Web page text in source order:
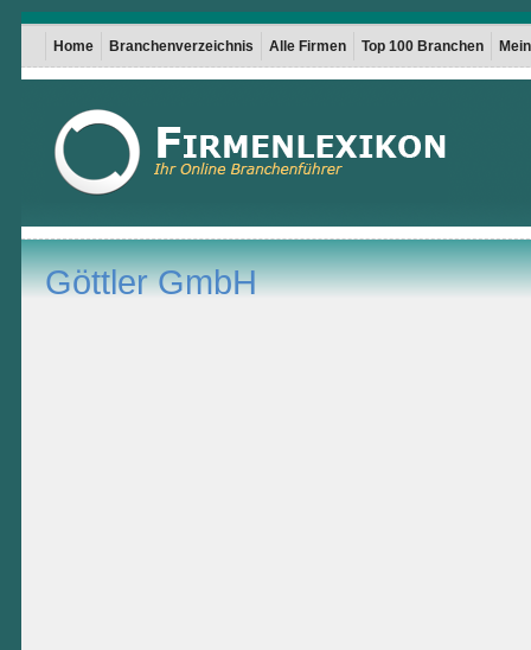
Home Branchenverzeichnis Alle Firmen Top 100 Branchen
Göttler GmbH